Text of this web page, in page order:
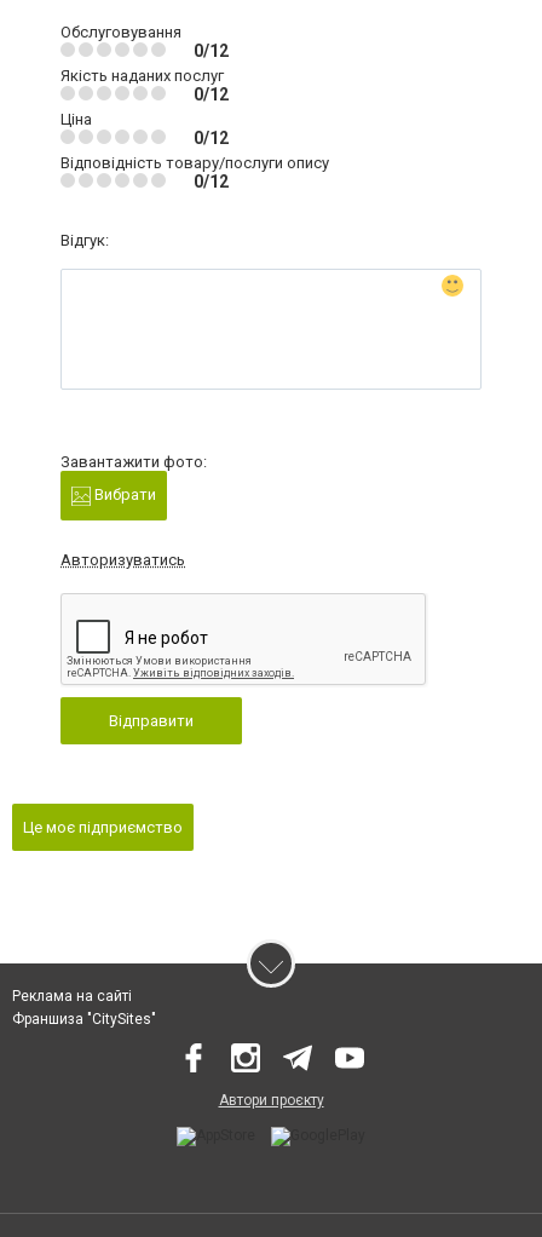
Обслуговування
0/12
Якість наданих послуг
0/12
Ціна
0/12
Відповідність товару/послуги опису
0/12
Відгук:
Завантажити фото:
Вибрати
Авторизуватись
Відправити
Це моє підприємство
Реклама на сайті
Франшиза "CitySites"
Автори проєкту